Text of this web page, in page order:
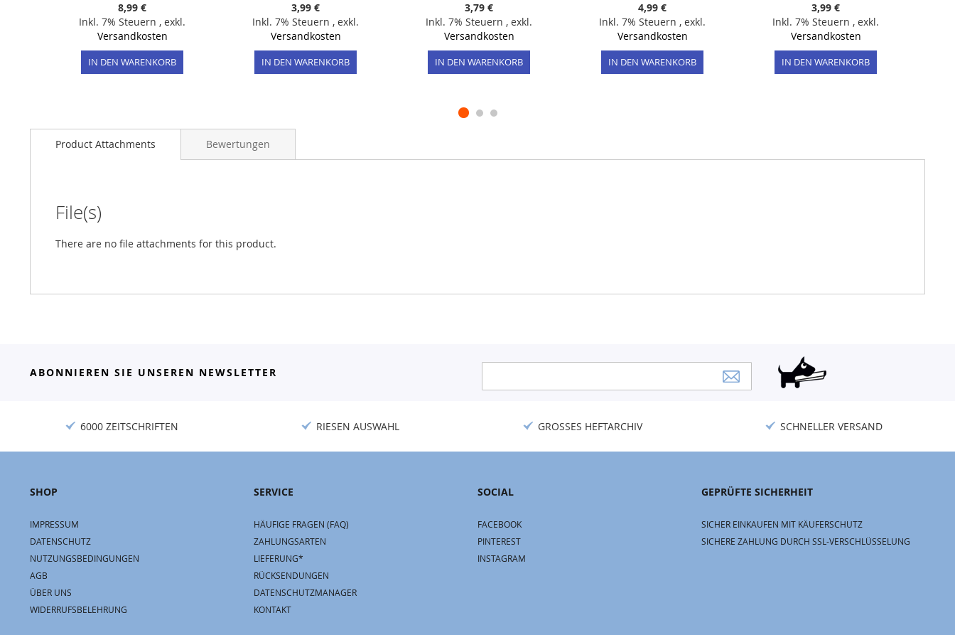
8,99 €
Inkl. 7% Steuern , exkl.
Versandkosten
IN DEN WARENKORB
3,99 €
Inkl. 7% Steuern , exkl.
Versandkosten
IN DEN WARENKORB
3,79 €
Inkl. 7% Steuern , exkl.
Versandkosten
IN DEN WARENKORB
4,99 €
Inkl. 7% Steuern , exkl.
Versandkosten
IN DEN WARENKORB
3,99 €
Inkl. 7% Steuern , exkl.
Versandkosten
IN DEN WARENKORB
Product Attachments
File(s)
There are no file attachments for this product.
Bewertungen
ABONNIEREN SIE UNSEREN NEWSLETTER
Newsletter:
6000 ZEITSCHRIFTEN RIESEN AUSWAHL GROSSES HEFTARCHIV SCHNELLER VERSAND
SHOP
IMPRESSUM
DATENSCHUTZ
NUTZUNGSBEDINGUNGEN
AGB
ÜBER UNS
WIDERRUFSBELEHRUNG
SERVICE
HÄUFIGE FRAGEN (FAQ)
ZAHLUNGSARTEN
LIEFERUNG*
RÜCKSENDUNGEN
DATENSCHUTZMANAGER
KONTAKT
SOCIAL
FACEBOOK
PINTEREST
INSTAGRAM
GEPRÜFTE SICHERHEIT
SICHER EINKAUFEN MIT KÄUFERSCHUTZ
SICHERE ZAHLUNG DURCH SSL-VERSCHLÜSSELUNG